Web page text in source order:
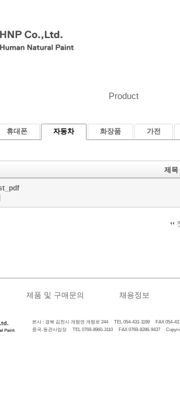
Product
휴대폰 자동차 화장품 가전
제목
제품 및 구매문의 채용정보
본사 : 경북 김천시 개령면 개령로 244 TEL 054-431-1199 FAX 054-
중국-동관사업장 TEL 0769-8960-3110 FAX 0769-8286-9437